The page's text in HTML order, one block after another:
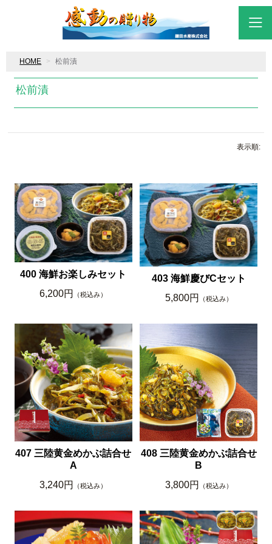
HOME 松前漬
松前漬
表示順:
400 海鮮お楽しみセット
6,200円
（税込み）
403 海鮮慶びCセット
5,800円
（税込み）
407 三陸黄金めかぶ詰合せ
A
3,240円
（税込み）
408 三陸黄金めかぶ詰合せ
B
3,800円
（税込み）